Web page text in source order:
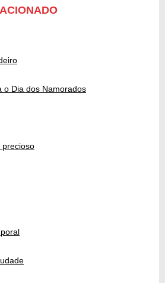
o Dia dos Namorados
precioso